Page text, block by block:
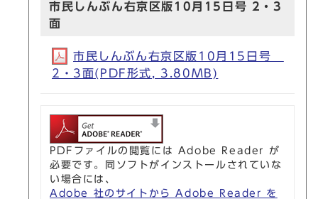
市民しんぶん右京区版10月15日号 2・3
面
市民しんぶん右京区版10月15日号
2・3面(PDF形式, 3.80MB)
PDFファイルの閲覧には Adobe Reader が
必要です。同ソフトがインストールされていな
い場合には、
Adobe 社のサイトから Adobe Reader を